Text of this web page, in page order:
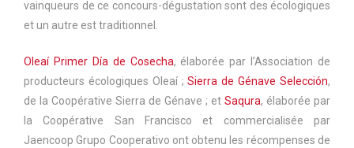
vainqueurs de ce concours-dégustation sont des écologiques
et un autre est traditionnel.
Oleaí Primer Día de Cosecha, élaborée par l’Association de
producteurs écologiques Oleaí ;Sierra de Génave Selección,
de la Coopérative Sierra de Génave ; et Saqura, élaborée par
la Coopérative San Francisco et commercialisée par
Jaencoop Grupo Cooperativo ont obtenu les récompenses de